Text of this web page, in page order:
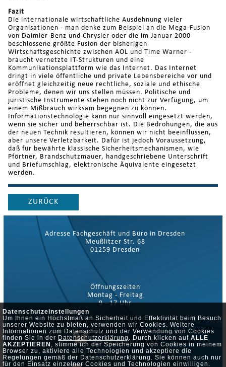
Datenschutzeinstellungen
Um Ihnen ein Höchstmaß an Sicherheit und Effektivität beim Besuch
unserer Website zu bieten, verwenden wir Cookies. Weitere
Informationen zum Datenschutz und der Verwendung von Cookies
finden Sie in der Datenschutzerklärung . Durch klicken auf ALLE
AKZEPTIEREN , stimme ich der Speicherung von Cookies in meinem
Browser zu, aktiviere alle Technologien und akzeptiere die
Regelungen gemäß der Datenschutzerklärung. Sie können auch nur
für den Einsatz einzelner Cookies und Technologien einwilligen.
Fazit
Die internationale wirtschaftliche Ausdehnung vieler
Organisationen - man denke zum Beispiel an die Mega-Fusion
von Daimler-Benz und Chrysler oder die im Januar 2000
beschlossene größte Fusion der bisherigen
Wirtschaftsgeschichte zwischen AOL und Time Warner -
braucht vernetzte IT-Strukturen und eine
Kommunikationsplattform wie das Internet. Das Internet
dringt in viele öffentliche und private Lebensbereiche vor und
eröffnet gleichzeitig neue rechtliche, soziale und ethische
Probleme, denen wir uns stellen müssen. Politische und
juristische Instrumente stehen noch nicht zur Verfügung, um
einem Mißbrauch wirksam begegnen zu können.
Informationstechnologie kann nur sinnvoll eingesetzt werden,
wenn sie sicher und beherrschbar ist. Die Bedrohungen, die aus
der neuen Technik resultieren, können wir nicht beeinflussen,
aber unsere Verletzbarkeit. Dafür ist jedoch Voraussetzung,
daß für bewährte klassische Sicherheitsmechanismen, wie
Pförtner, Brandschutzmauer, handgeschriebene Unterschrift
und Briefumschlag, elektronische Äquivalente eingesetzt
werden.
ZURÜCK
Adresse Fachgeschäft und Büro in Dresden
Meußlitzer Str. 68
01259 Dresden
Öffnungszeiten
Montag - Freitag
9 - 17 Uhr
03 51 / 25 02 07 52